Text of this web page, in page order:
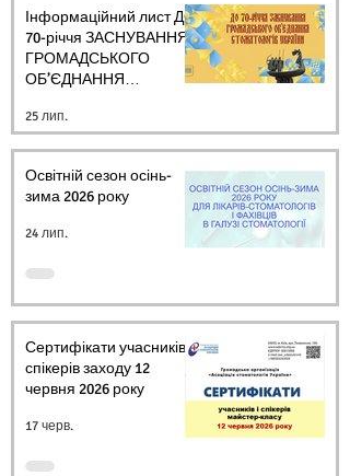
Інформаційний лист ДО
70-річчя ЗАСНУВАННЯ
ГРОМАДСЬКОГО
ОБ’ЄДНАННЯ
УКРАЇНИ
25 лип.
Освітній сезон осінь-
зима 2026 року
24 лип.
Сертифікати учасників і
спікерів заходу 12
червня 2026 року
17 черв.